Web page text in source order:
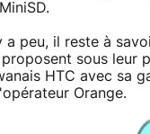
peu, il reste à
sous leur
HTC avec sa
Orange.